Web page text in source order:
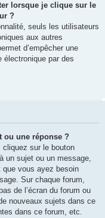
lorsque je clique sur le
?
seuls les utilisateurs
aux autres
d’empêcher une
par des
ou une réponse ?
cliquez sur le bouton
un sujet ou un message,
que vous ayez besoin
Sur chaque forum,
de l’écran du forum ou
nouveaux sujets dans ce
dans ce forum, etc.